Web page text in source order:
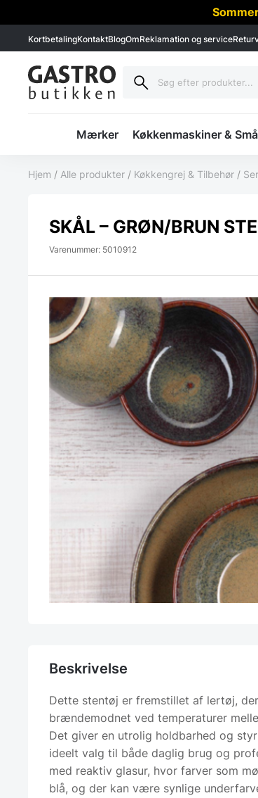
KortbetalingKontaktBlogOmReklamation og service
Mærker Køkkenmaskiner &
Hjem / Alle produkter / Køkkengrej & Tilbehør /
SKÅL – GRØN/BRUN
Varenummer: 5010912
Beskrivelse
Dette stentøj er fremstillet af lertøj,
brændemodnet ved temperaturer
Det giver en utrolig holdbarhed og
ideelt valg til både daglig brug og
med reaktiv glasur, hvor farver som
blå, og der kan være synlige